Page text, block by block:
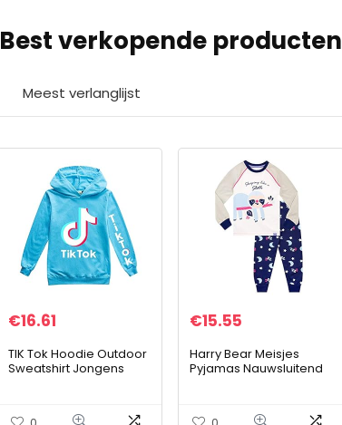
Best verkopende producten
Meest verlanglijst
€16.61
TIK Tok Hoodie Outdoor
Sweatshirt Jongens
Mouw Hoodie Top
€15.55
Harry Bear Meisjes
Pyjamas Nauwsluitend